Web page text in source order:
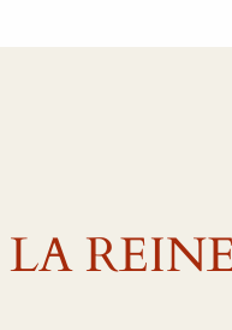
REINE